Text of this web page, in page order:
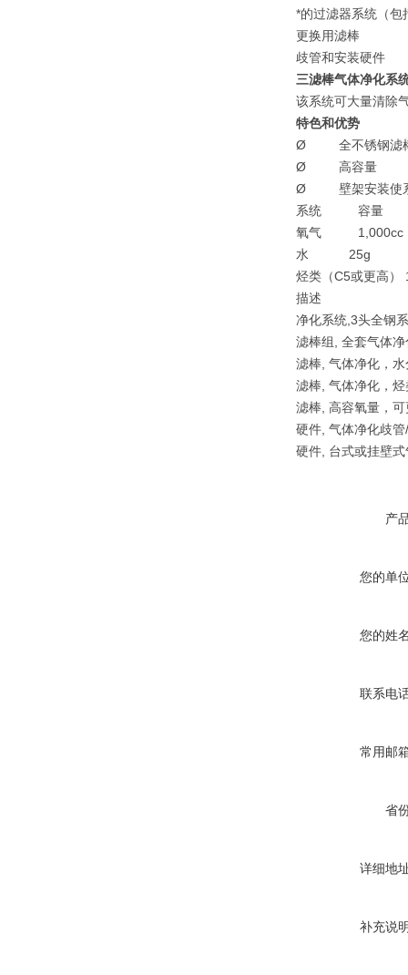
*的过滤器系统（包
更换用滤
歧管和安装
三滤棒气体净化系
该系统可大量清除
特色和优势
Ø 全不锈钢滤棒
Ø 高容量
Ø 壁架安装使系
系统 容量
氧气
水 25g
烃类（C5或更
描述 零
净化系统,3头
滤棒组, 全套气体
滤棒, 气体净化
滤棒, 气体净化
滤棒, 高容氧量
硬件, 气体净化
硬件, 台式或挂壁
产
您的单
您的姓
联系电
常用邮
省
详细地
补充说